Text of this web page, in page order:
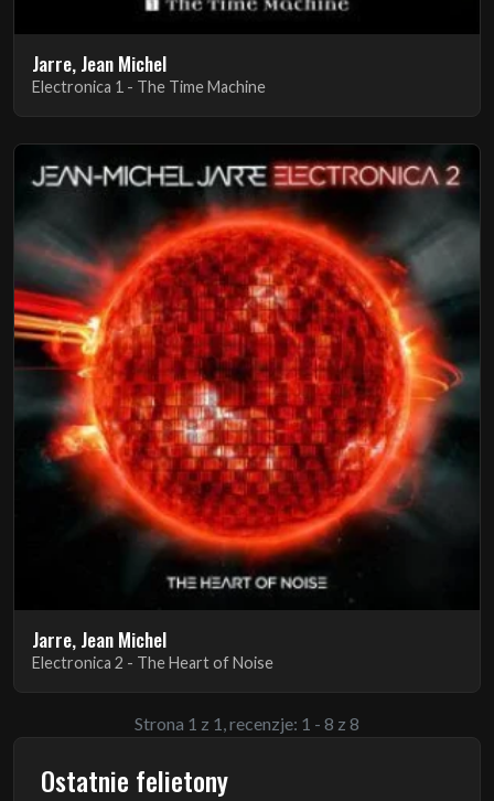
Jarre, Jean Michel
Electronica 1 - The Time Machine
Jarre, Jean Michel
Electronica 2 - The Heart of Noise
Strona 1 z 1, recenzje: 1 - 8 z 8
Ostatnie felietony